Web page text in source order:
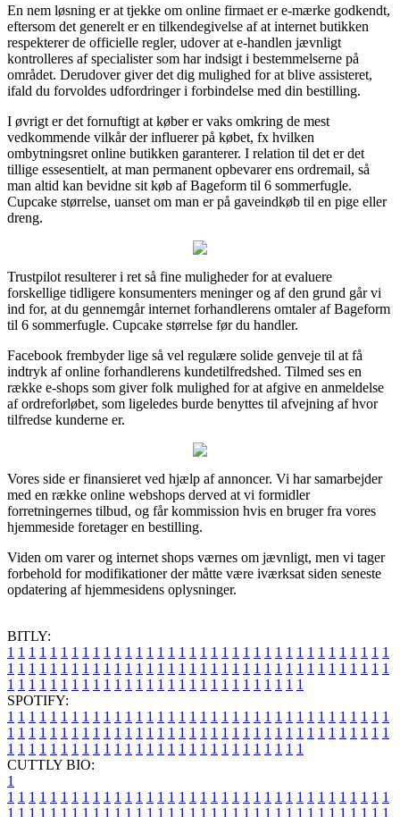
En nem løsning er at tjekke om online firmaet er e-mærke godkendt,
eftersom det generelt er en tilkendegivelse af at internet butikken
respekterer de officielle regler, udover at e-handlen jævnligt
kontrolleres af specialister som har indsigt i bestemmelserne på
området. Derudover giver det dig mulighed for at blive assisteret,
ifald du forvoldes udfordringer i forbindelse med din bestilling.
I øvrigt er det fornuftigt at køber er vaks omkring de mest
vedkommende vilkår der influerer på købet, fx hvilken
ombytningsret online butikken garanterer. I relation til det er det
tillige essesentielt, at man permanent opbevarer ens ordremail, så
man altid kan bevidne sit køb af Bageform til 6 sommerfugle.
Cupcake størrelse, uanset om man er på gaveindkøb til en pige eller
dreng.
Trustpilot resulterer i ret så fine muligheder for at evaluere
forskellige tidligere konsumenters meninger og af den grund går vi
ind for, at du gennemgår internet forhandlerens omtaler af Bageform
til 6 sommerfugle. Cupcake størrelse før du handler.
Facebook frembyder lige så vel regulære solide genveje til at få
indtryk af online forhandlerens kundetilfredshed. Tilmed ses en
række e-shops som giver folk mulighed for at afgive en anmeldelse
af ordreforløbet, som ligeledes burde benyttes til afvejning af hvor
tilfredse kunderne er.
Vores side er finansieret ved hjælp af annoncer. Vi har samarbejder
med en række online webshops derved at vi formidler
forretningernes tilbud, og får kommission hvis en bruger fra vores
hjemmeside foretager en bestilling.
Viden om varer og internet shops værnes om jævnligt, men vi tager
forbehold for modifikationer der måtte være iværksat siden seneste
opdatering af hjemmesidens oplysninger.
BITLY:
1 1 1 1 1 1 1 1 1 1 1 1 1 1 1 1 1 1 1 1 1 1 1 1 1 1 1 1 1 1 1 1 1 1 1 1
1 1 1 1 1 1 1 1 1 1 1 1 1 1 1 1 1 1 1 1 1 1 1 1 1 1 1 1 1 1 1 1 1 1 1 1
1 1 1 1 1 1 1 1 1 1 1 1 1 1 1 1 1 1 1 1 1 1 1 1 1 1 1 1
SPOTIFY:
1 1 1 1 1 1 1 1 1 1 1 1 1 1 1 1 1 1 1 1 1 1 1 1 1 1 1 1 1 1 1 1 1 1 1 1
1 1 1 1 1 1 1 1 1 1 1 1 1 1 1 1 1 1 1 1 1 1 1 1 1 1 1 1 1 1 1 1 1 1 1 1
1 1 1 1 1 1 1 1 1 1 1 1 1 1 1 1 1 1 1 1 1 1 1 1 1 1 1 1
CUTTLY BIO:
1
1 1 1 1 1 1 1 1 1 1 1 1 1 1 1 1 1 1 1 1 1 1 1 1 1 1 1 1 1 1 1 1 1 1 1 1
1 1 1 1 1 1 1 1 1 1 1 1 1 1 1 1 1 1 1 1 1 1 1 1 1 1 1 1 1 1 1 1 1 1 1 1